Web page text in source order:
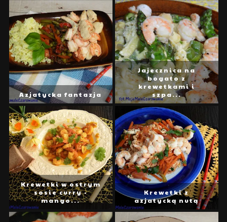
Azjatycka fantazja
Jajecznica na
bogato z
krewetkami i
szpa...
Krewetki w ostrym
sosie curry -
mango...
Krewetki z
azjatycką nutą